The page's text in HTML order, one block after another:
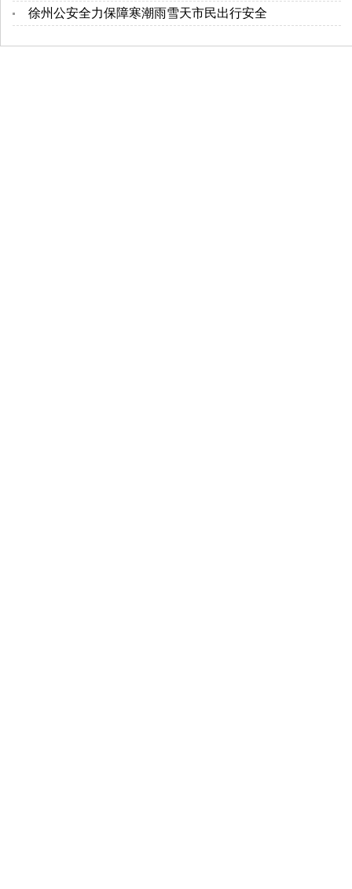
徐州公安全力保障寒潮雨雪天市民出行安全